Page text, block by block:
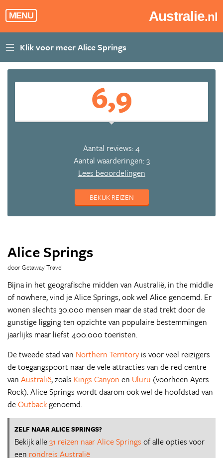
MENU Australie.nl
6,9
Aantal reviews: 4
Aantal waarderingen: 3
Lees beoordelingen
BEKIJK REIZEN
Alice Springs
door Getaway Travel
Bijna in het geografische midden van Australië, in the middle
of nowhere, vind je Alice Springs, ook wel Alice genoemd. Er
wonen slechts 30.000 mensen maar de stad trekt door de
gunstige ligging ten opzichte van populaire bestemmingen
jaarlijks maar liefst 400.000 toeristen.
De tweede stad van Northern Territory is voor veel reizigers
de toegangspoort naar de vele attracties van de red centre
van Australië, zoals Kings Canyon en Uluru (voorheen Ayers
Rock). Alice Springs wordt daarom ook wel de hoofdstad van
deOutbackgenoemd.
ZELF NAAR ALICE SPRINGS?
Bekijk alle31 reizen naar Alice Springs of alle opties voor
een rondreis Australië